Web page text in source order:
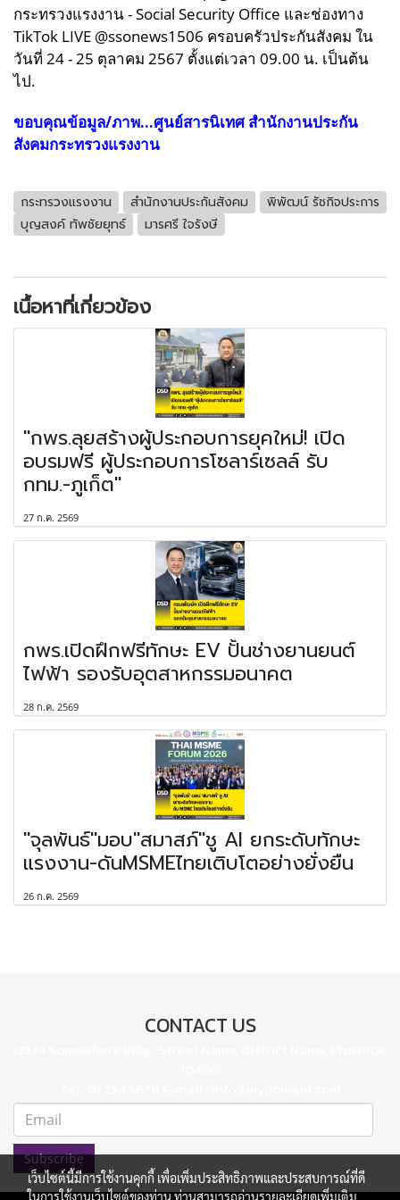
กระทรวงแรงงาน - Social Security Office และช่องทาง
TikTok LIVE @ssonews1506 ครอบครัวประกันสังคม ใน
วันที่ 24 - 25 ตุลาคม 2567 ตั้งแต่เวลา 09.00 น. เป็นต้น
ไป.
ขอบคุณข้อมูล/ภาพ...ศูนย์สารนิเทศ สำนักงานประกัน
สังคมกระทรวงแรงงาน
กระทรวงแรงงาน สำนักงานประกันสังคม
พิพัฒน์ รัชกิจประการ
บุญสงค์ ทัพชัยยุทธ์
มารศรี ใจรังษี
เนื้อหาที่เกี่ยวข้อง
"กพร.ลุยสร้างผู้ประกอบการยุคใหม่! เปิด
อบรมฟรี ผู้ประกอบการโซลาร์เซลล์ รับ
กทม.-ภูเก็ต"
27 ก.ค. 2569
กพร.เปิดฝึกฟรีทักษะ EV ปั้นช่างยานยนต์
ไฟฟ้า รองรับอุตสาหกรรมอนาคต
28 ก.ค. 2569
"จุลพันธ์"มอบ"สมาสภ์"ชู AI ยกระดับทักษะ
แรงงาน-ดันMSMEไทยเติบโตอย่างยั่งยืน
26 ก.ค. 2569
CONTACT US
Subscribe
เว็บไซต์นี้มีการใช้งานคุกกี้ เพื่อเพิ่มประสิทธิภาพและประสบการณ์ที่ดี
ในการใช้งานเว็บไซต์ของท่าน ท่านสามารถอ่านรายละเอียดเพิ่มเติม